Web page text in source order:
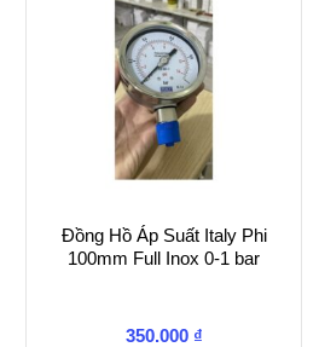
Đồng Hồ Áp Suất Italy Phi
100mm Full Inox 0-1 bar
350.000 ₫